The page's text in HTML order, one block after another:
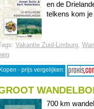
en de
telkens kom
Vakantie Zuid-Limburg,
Kopen - prijs vergelijken:
700 km